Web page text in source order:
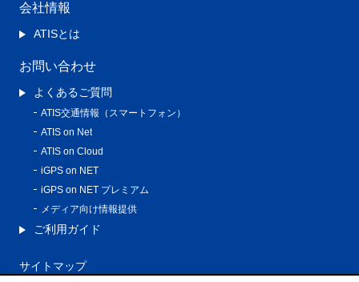
会社情報
ATISとは
お問い合わせ
よくあるご質問
ATIS交通情報（スマートフォン）
ATIS on Net
ATIS on Cloud
iGPS on NET
iGPS on NET プレミアム
メディア向け情報提供
ご利用ガイド
サイトマップ